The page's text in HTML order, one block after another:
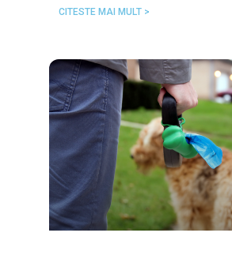
CITESTE MAI MULT >